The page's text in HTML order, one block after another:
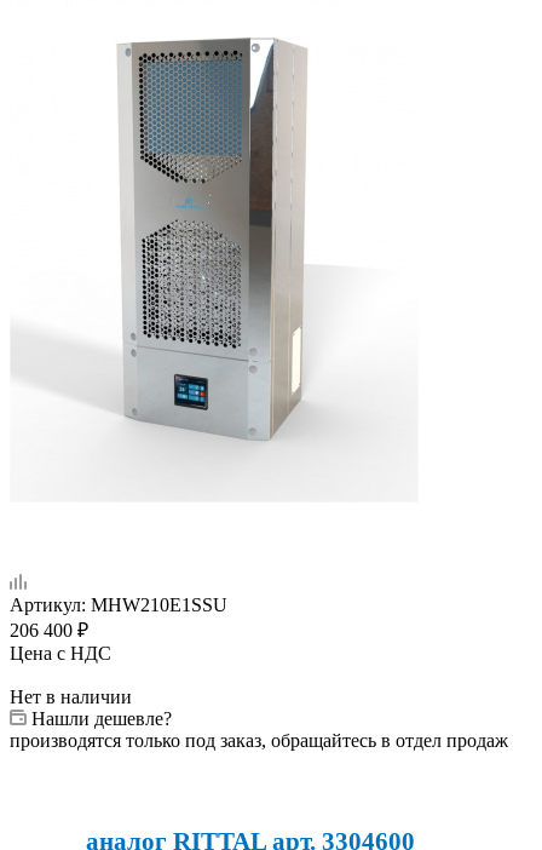
Артикул: MHW210E1SSU
206 400 ₽
Цена с НДС
Нет в наличии
Нашли дешевле?
производятся только под заказ, обращайтесь в отдел продаж
аналог RITTAL арт. 3304600